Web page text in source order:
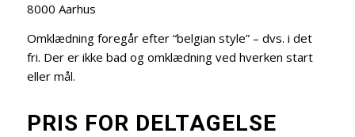
8000 Aarhus
Omklædning foregår efter “belgian style” – dvs. i det
fri. Der er ikke bad og omklædning ved hverken start
eller mål.
PRIS FOR DELTAGELSE